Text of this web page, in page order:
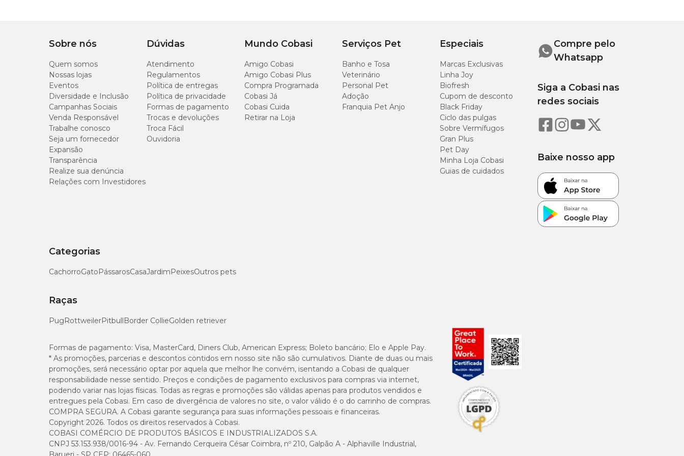
Sobre nós
Quem somos
Nossas lojas
Eventos
Diversidade e Inclusão
Campanhas Sociais
Venda Responsável
Trabalhe conosco
Seja um fornecedor
Expansão
Transparência
Realize sua denúncia
Relações com Investidores
Dúvidas
Atendimento
Regulamentos
Política de entregas
Política de privacidade
Formas de pagamento
Trocas e devoluções
Troca Fácil
Ouvidoria
Mundo Cobasi
Amigo Cobasi
Amigo Cobasi Plus
Compra Programada
Cobasi Já
Cobasi Cuida
Retirar na Loja
Serviços Pet
Banho e Tosa
Veterinário
Personal Pet
Adoção
Franquia Pet Anjo
Especiais
Marcas Exclusivas
Linha Joy
Biofresh
Cupom de desconto
Black Friday
Ciclo das pulgas
Sobre Vermífugos
Gran Plus
Pet Day
Minha Loja Cobasi
Guias de cuidados
Categorias
CachorroGatoPássarosCasaJardimPeixesOutros pets
Raças
PugRottweilerPitbullBorder CollieGolden retriever
Compre pelo
Whatsapp
Siga a Cobasi nas
redes sociais
Baixe nosso app
Formas de pagamento: Visa, MasterCard, Diners Club, American Express; Boleto bancário; Elo e Apple Pay.
* As promoções, parcerias e descontos contidos em nosso site não são cumulativos. Diante de duas ou mais
promoções, será necessário optar por aquela que melhor lhe convém, isentando a Cobasi de qualquer
responsabilidade nesse sentido. Preços e condições de pagamento exclusivos para compras via internet,
podendo variar nas lojas físicas. Todas as regras e promoções são válidas apenas para produtos vendidos e
entregues pela Cobasi. Em caso de divergência de valores no site, o valor válido é o do carrinho de compras.
COMPRA SEGURA. A Cobasi garante segurança para suas informações pessoais e financeiras.
Copyright 2026. Todos os direitos reservados à Cobasi.
COBASI COMÉRCIO DE PRODUTOS BÁSICOS E INDUSTRIALIZADOS S.A.
CNPJ 53.153.938/0016-94 - Av. Fernando Cerqueira César Coimbra, nº 210, Galpão A - Alphaville Industrial,